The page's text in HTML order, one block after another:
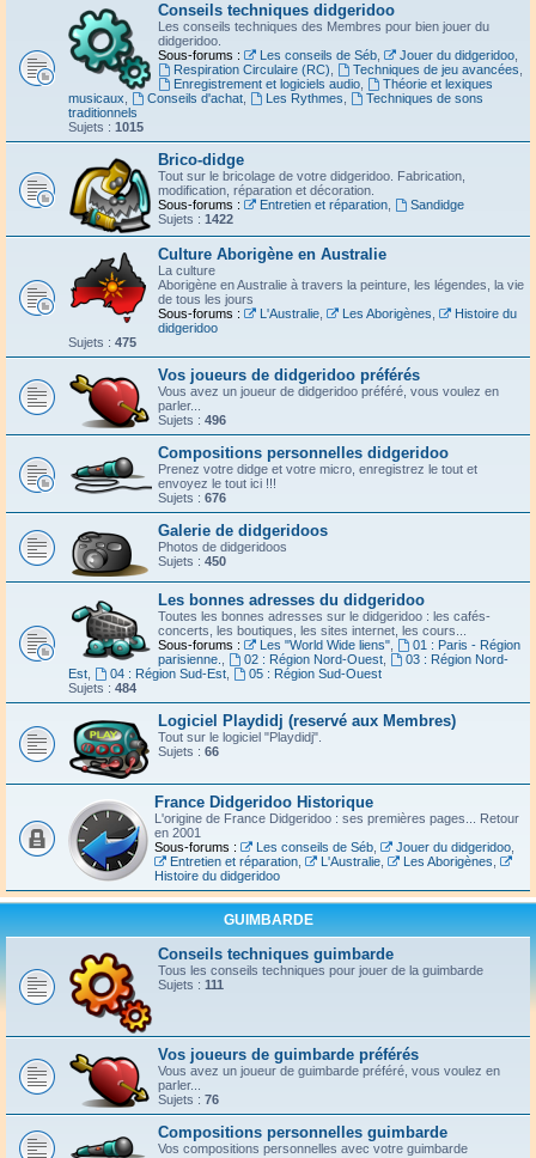
Conseils techniques didgeridoo
Les conseils techniques des Membres pour bien jouer du
didgeridoo.
Sous-forums :
Les conseils de Séb, Jouer du didgeridoo,
Respiration Circulaire (RC)
Techniques de jeu avancées
Enregistrement et logiciels audio,
Théorie et lexiques
musicaux
Conseils d'achat, Les Rythmes
Techniques de sons
traditionnels
Sujets : 1015
Brico-didge
Tout sur le bricolage de votre didgeridoo. Fabrication,
modification, réparation et décoration.
Sous-forums :
Entretien et réparation,
Sandidge
Sujets : 1422
Culture Aborigène en Australie
La culture
Aborigène en Australie à travers la peinture, les légendes, la vie
de tous les jours
Sous-forums :
L'Australie, Les Aborigènes
Histoire du
didgeridoo
Sujets : 475
Vos joueurs de didgeridoo préférés
Vous avez un joueur de didgeridoo préféré, vous voulez en
parler...
Sujets : 496
Compositions personnelles didgeridoo
Prenez votre didge et votre micro, enregistrez le tout et
envoyez le tout ici !!!
Sujets : 676
Galerie de didgeridoos
Photos de didgeridoos
Sujets : 450
Les bonnes adresses du didgeridoo
Toutes les bonnes adresses sur le didgeridoo : les cafés-
concerts, les boutiques, les sites internet, les cours...
Sous-forums :
Les "World Wide liens",
01 : Paris - Région
parisienne.
02 : Région Nord-Ouest,
03 : Région Nord-
Est
04 : Région Sud-Est,
05 : Région Sud-Ouest
Sujets : 484
Logiciel Playdidj (reservé aux Membres)
Tout sur le logiciel "Playdidj".
Sujets : 66
France Didgeridoo Historique
L'origine de France Didgeridoo : ses premières pages... Retour
en 2001
Sous-forums :
Les conseils de Séb, Jouer du didgeridoo,
Entretien et réparation, L'Australie, Les Aborigènes
Histoire du didgeridoo
GUIMBARDE
Conseils techniques guimbarde
Tous les conseils techniques pour jouer de la guimbarde
Sujets : 111
Vos joueurs de guimbarde préférés
Vous avez un joueur de guimbarde préféré, vous voulez en
parler...
Sujets : 76
Compositions personnelles guimbarde
Vos compositions personnelles avec votre guimbarde